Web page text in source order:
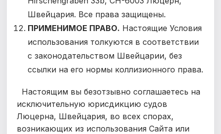
Швейцария. Все права защищены.
ПРИМЕНИМОЕ ПРАВО. Настоящие Условия
использования толкуются в соответствии
с законодательством Швейцарии, без
ссылки на его нормы коллизионного права.
Настоящим вы безотзывно соглашаетесь на
исключительную юрисдикцию судов
Люцерна, Швейцария, во всех спорах,
возникающих из использования Сайта или